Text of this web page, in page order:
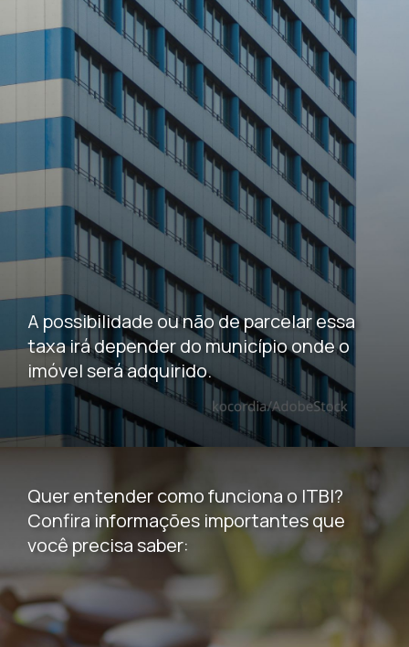
A possibilidade ou não de parcelar essa
taxa irá depender do município onde o
imóvel será adquirido.
Quer entender como funciona o ITBI?
Confira informações importantes que
você precisa saber: